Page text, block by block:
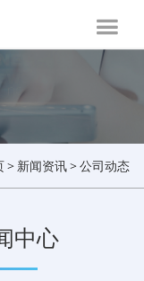
> 新闻资讯>公司动态
中心